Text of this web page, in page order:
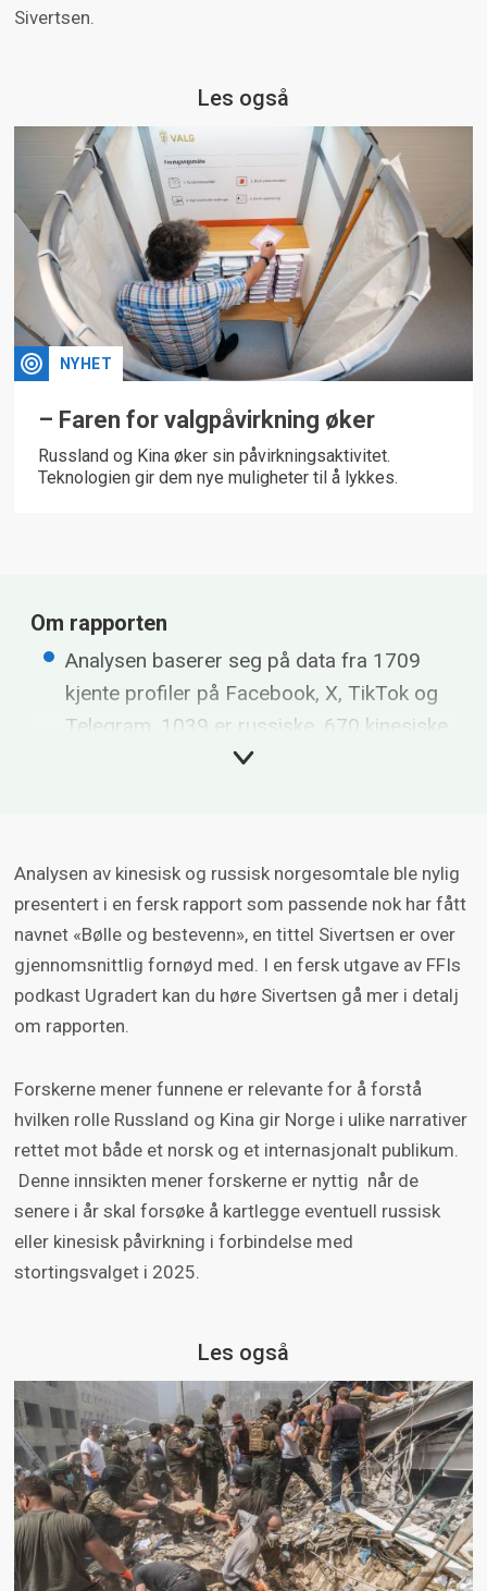
Sivertsen.
Les også
NYHET
– Faren for valgpåvirkning øker
Russland og Kina øker sin påvirkningsaktivitet.
Teknologien gir dem nye muligheter til å lykkes.
Om rapporten
Analysen baserer seg på data fra 1709
kjente profiler på Facebook, X, TikTok og
Telegram. 1039 er russiske, 670 kinesiske.
Norge fremstår ikke som et spesielt høyt
Det russiske nettverket omtaler Norge i
12300 innlegg. Dette plasserer Norge på
50. plass sammenlignet med andre land
(opp fra 52. plass i 2023).
Det kinesiske nettverket omtaler Norge i
omtalte landet, opp fra 86. plass i 2023.
De russiske profilene fremmer ofte
antagonistiske budskap om Norge.
De kinesiske profilene er i hovedsak
opptatt av å snakke positivt om Kina.
Begge landene utviser interesse for
Rapporten er utarbeidet på oppdrag fra
Kommunal- og distriktsdepartementet, av
FFI i samarbeid med Analyse & Tall og
Common Consultancy.
Analysen av kinesisk og russisk norgesomtale ble nylig
presentert i en fersk rapport som passende nok har fått
navnet «Bølle og bestevenn», en tittel Sivertsen er over
gjennomsnittlig fornøyd med. I en fersk utgave av FFIs
podkast Ugradert kan du høre Sivertsen gå mer i detalj
om rapporten.
Forskerne mener funnene er relevante for å forstå
hvilken rolle Russland og Kina gir Norge i ulike narrativer
rettet mot både et norsk og et internasjonalt publikum.
Denne innsikten mener forskerne er nyttig når de
senere i år skal forsøke å kartlegge eventuell russisk
eller kinesisk påvirkning i forbindelse med
stortingsvalget i 2025.
Les også